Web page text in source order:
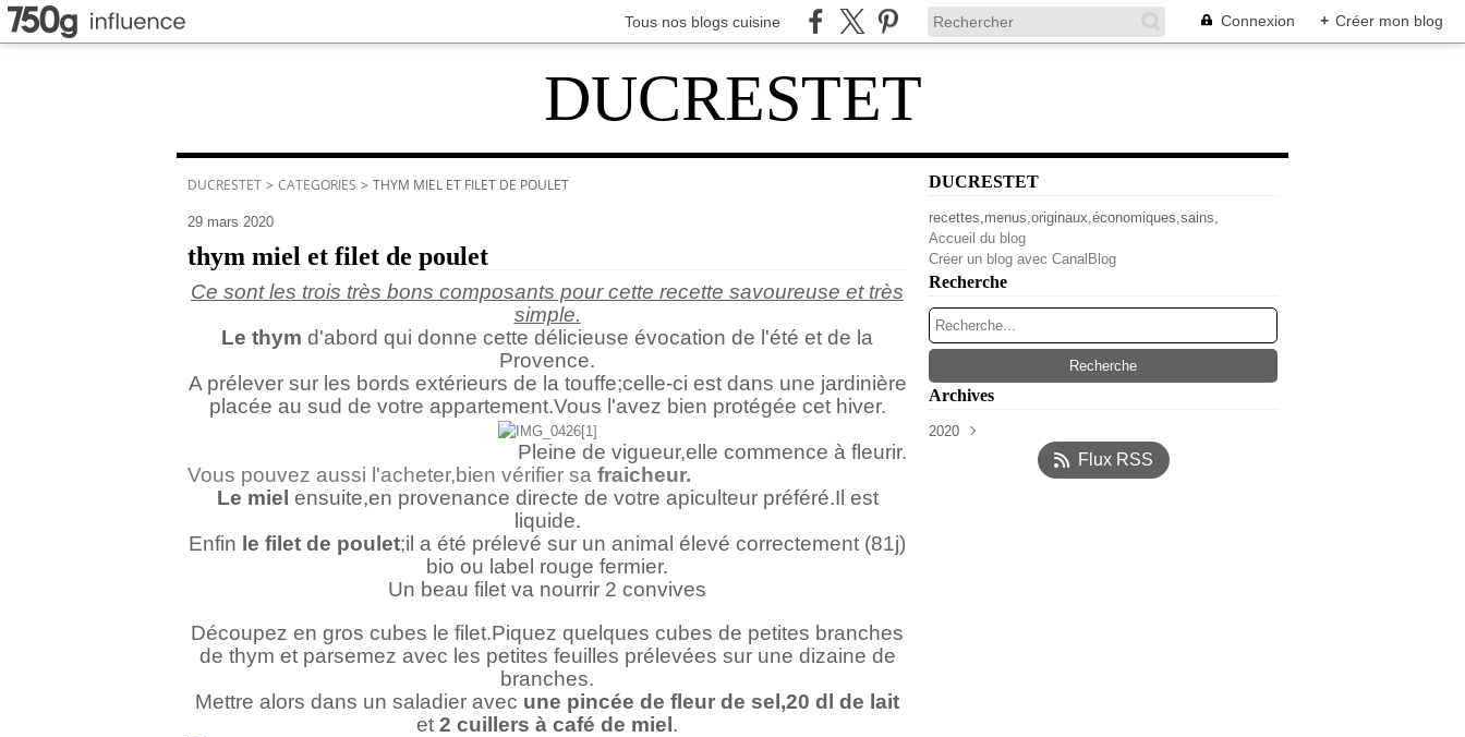
Tous nos blogs cuisine Connexion + Créer mon blog
DUCRESTET
DUCRESTET > CATEGORIES > THYM MIEL ET FILET DE POULET
29 mars 2020
thym miel et filet de poulet
Ce sont les trois très bons composants pour cette recette savoureuse et très
simple.
Le thym d'abord qui donne cette délicieuse évocation de l'été et de la
Provence.
A prélever sur les bords extérieurs de la touffe;celle-ci est dans une jardinière
placée au sud de votre appartement.Vous l'avez bien protégée cet hiver.
Pleine de vigueur,elle commence à fleurir.
Vous pouvez aussi l'acheter,bien vérifier sa fraicheur.
Le miel ensuite,en provenance directe de votre apiculteur préféré.Il est
liquide.
Enfin le filet de poulet;il a été prélevé sur un animal élevé correctement (81j)
bio ou label rouge fermier.
Un beau filet va nourrir 2 convives
Découpez en gros cubes le filet.Piquez quelques cubes de petites branches
de thym et parsemez avec les petites feuilles prélevées sur une dizaine de
branches.
Mettre alors dans un saladier avec une pincée de fleur de sel,20 dl de lait
et 2 cuillers à café de miel .
DUCRESTET
recettes,menus,originaux,économiques,sains,
Accueil du blog
Créer un blog avec CanalBlog
Recherche
Archives
2020
Flux RSS